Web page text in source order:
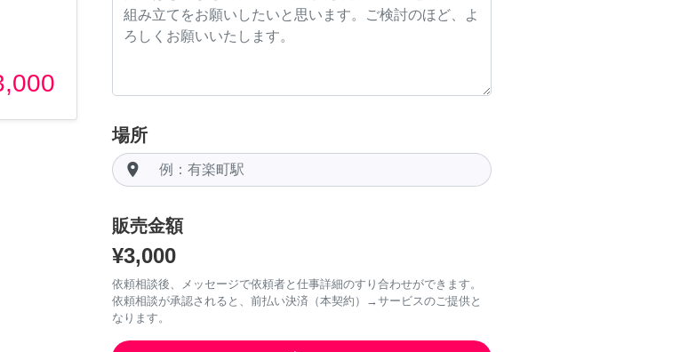
場所
room
販売金額
¥3,000
依頼相談後、メッセージで依頼者と仕事詳細のすり合わせができます。
依頼相談が承認されると、前払い決済（本契約）→サービスのご提供と
なります。